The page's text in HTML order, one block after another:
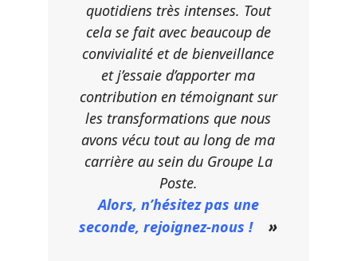
quotidiens très intenses. Tout
cela se fait avec beaucoup de
convivialité et de bienveillance
et j’essaie d’apporter ma
contribution en témoignant sur
les transformations que nous
avons vécu tout au long de ma
carrière au sein du Groupe La
Poste.
Alors, n’hésitez pas une
seconde, rejoignez-nous !
»